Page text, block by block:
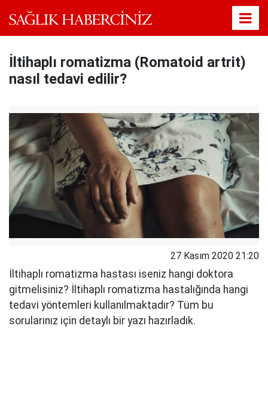
İltihaplı romatizma (Romatoid artrit)
nasıl tedavi edilir?
27 Kasım 2020 21:20
İltihaplı romatizma hastası iseniz hangi doktora
gitmelisiniz? İltihaplı romatizma hastalığında hangi
tedavi yöntemleri kullanılmaktadır? Tüm bu
sorularınız için detaylı bir yazı hazırladık.